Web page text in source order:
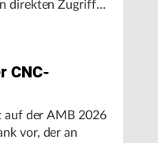
direkten Zugriff
CNC-
auf der AMB 2026
vor, der an